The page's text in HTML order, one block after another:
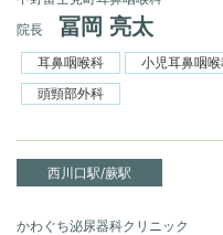
院長
冨岡 亮太
耳鼻咽喉科 小児耳鼻咽
頭頸部外科
西川口駅/蕨駅
かわぐち泌尿器科クリニック